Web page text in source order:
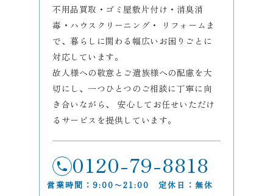
不用品買取・ゴミ屋敷片付け・消臭消
毒・ハウスクリーニング・ リフォームま
で、暮らしに関わる幅広いお困りごとに
対応しています。
故人様への敬意とご遺族様への配慮を大
切にし、一つひとつのご相談に丁寧に向
き合いながら、 安心してお任せいただけ
るサービスを提供しています。
0120-79-8818
営業時間：9:00〜21:00 定休日：無休